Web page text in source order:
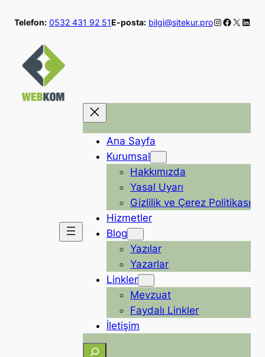
geç
Telefon: 0532 431 92 51E-posta: bilgi@sitekur.proInstagram
X
Ana Sayfa
Kurumsal
Hakkımızda
Yasal Uyarı
Gizlilik ve Çerez Politikası
Hizmetler
Blog
Yazılar
Yazarlar
Linkler
Mevzuat
Faydalı Linkler
İletişim
Ara